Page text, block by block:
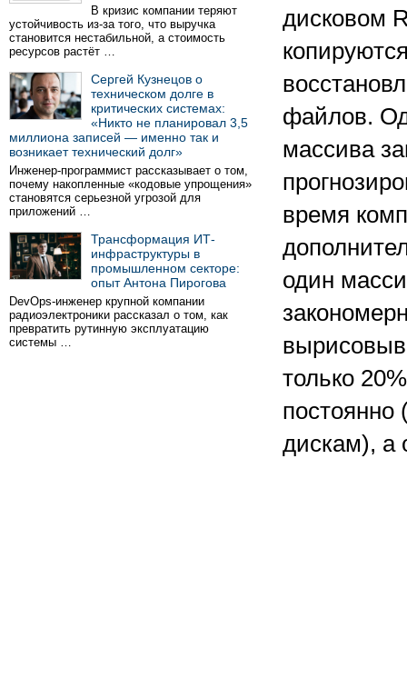
В кризис компании теряют
устойчивость из-за того, что выручка
становится нестабильной, а стоимость
ресурсов растёт …
Сергей Кузнецов о
техническом долге в
критических системах:
«Никто не планировал 3,5
миллиона записей — именно так и
возникает технический долг»
Инженер-программист рассказывает о том,
почему накопленные «кодовые упрощения»
становятся серьезной угрозой для
приложений …
Трансформация ИТ-
инфраструктуры в
промышленном секторе:
опыт Антона Пирогова
DevOps-инженер крупной компании
радиоэлектроники рассказал о том, как
превратить рутинную эксплуатацию
системы …
дисковом
файлов.
массива
время
один
только
постоянно
дискам), а